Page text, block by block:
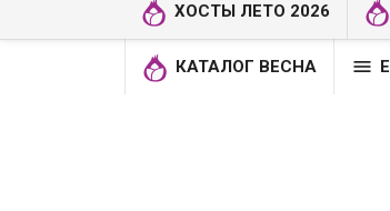
ХОСТЫ ЛЕТО 2026
КАТАЛОГ ВЕСНА 